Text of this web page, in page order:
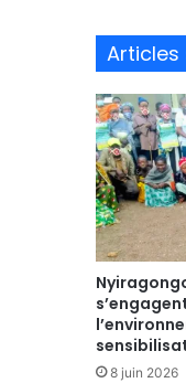
Articles
8 juin 2026